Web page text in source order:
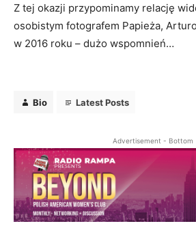
Z tej okazji przypominamy relację
osobistym fotografem Papieża,
w 2016 roku – dużo wspomnień…
Bio Latest Posts
Advertisement - Bottom